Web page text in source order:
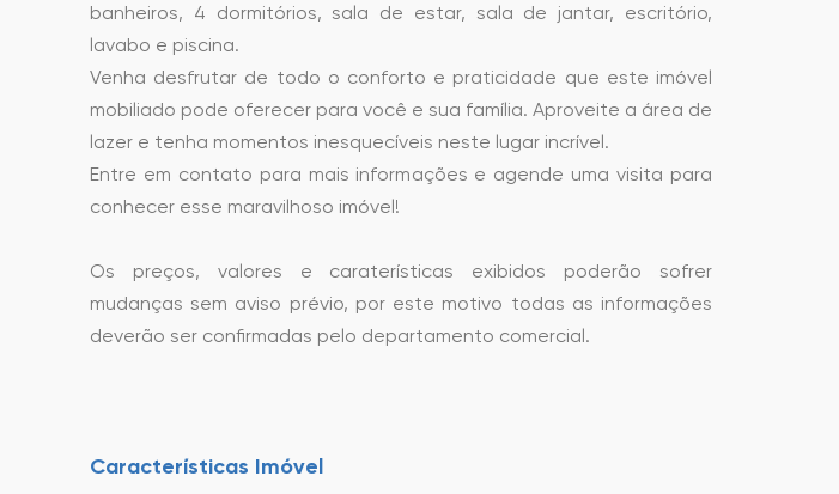
banheiros, 4 dormitórios, sala de estar, sala de jantar, escritório,
lavabo e piscina.
Venha desfrutar de todo o conforto e praticidade que este imóvel
mobiliado pode oferecer para você e sua família. Aproveite a área de
lazer e tenha momentos inesquecíveis neste lugar incrível.
Entre em contato para mais informações e agende uma visita para
conhecer esse maravilhoso imóvel!
Os preços, valores e caraterísticas exibidos poderão sofrer
mudanças sem aviso prévio, por este motivo todas as informações
deverão ser confirmadas pelo departamento comercial.
Características Imóvel